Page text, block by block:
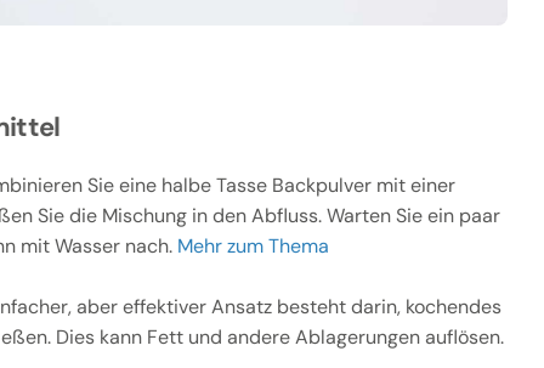
Sie eine halbe Tasse Backpulver mit einer
Sie die Mischung in den Abfluss. Warten Sie ein paar
mit Wasser nach. Mehr zum Thema
aber effektiver Ansatz besteht darin, kochendes
Dies kann Fett und andere Ablagerungen auflösen.